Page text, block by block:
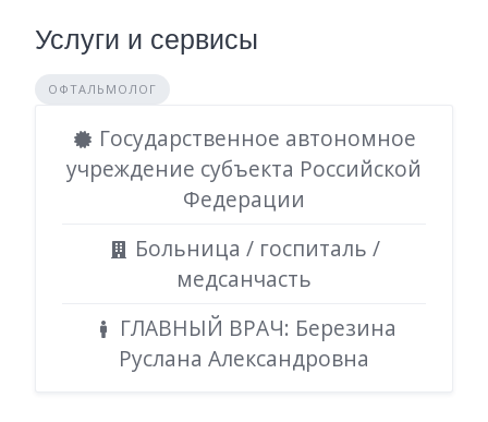
Услуги и сервисы
ОФТАЛЬМОЛОГ
Государственное автономное
учреждение субъекта Российской
Федерации
Больница / госпиталь /
медсанчасть
ГЛАВНЫЙ ВРАЧ: Березина
Руслана Александровна